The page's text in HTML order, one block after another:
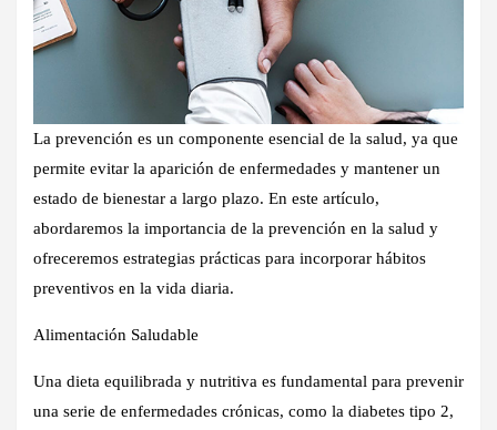
La prevención es un componente esencial de la salud, ya que
permite evitar la aparición de enfermedades y mantener un
estado de bienestar a largo plazo. En este artículo,
abordaremos la importancia de la prevención en la salud y
ofreceremos estrategias prácticas para incorporar hábitos
preventivos en la vida diaria.
Alimentación Saludable
Una dieta equilibrada y nutritiva es fundamental para prevenir
una serie de enfermedades crónicas, como la diabetes tipo 2,